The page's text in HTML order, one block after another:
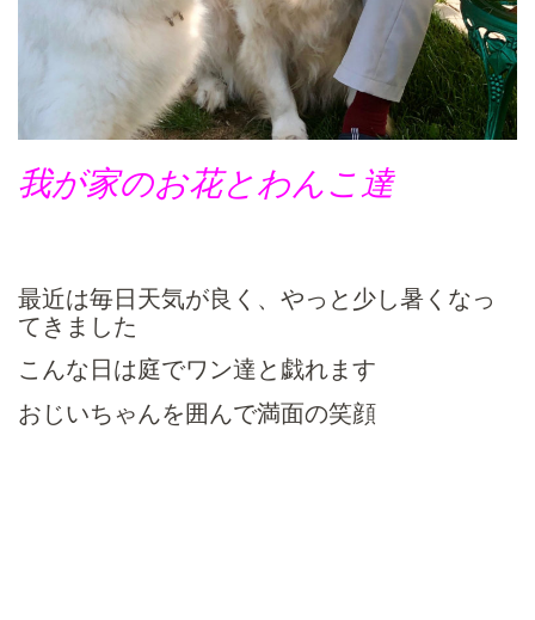
我が家のお花とわんこ達
最近は毎日天気が良く、やっと少し暑くなっ
てきました
こんな日は庭でワン達と戯れます
おじいちゃんを囲んで満面の笑顔